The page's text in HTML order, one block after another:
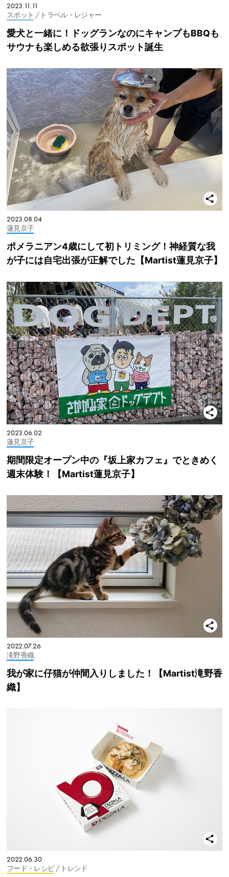
2023.11.11
スポット / トラベル・レジャー
愛犬と一緒に！ドッグランなのにキャンプもBBQも
サウナも楽しめる欲張りスポット誕生
2023.08.04
蓮見京子
ポメラニアン4歳にして初トリミング！神経質な我
が子には自宅出張が正解でした【Martist蓮見京子】
2023.06.02
蓮見京子
期間限定オープン中の『坂上家カフェ』でときめく
週末体験！【Martist蓮見京子】
2022.07.26
滝野香織
我が家に仔猫が仲間入りしました！【Martist滝野香
織】
2022.06.30
フード・レシピ / トレンド